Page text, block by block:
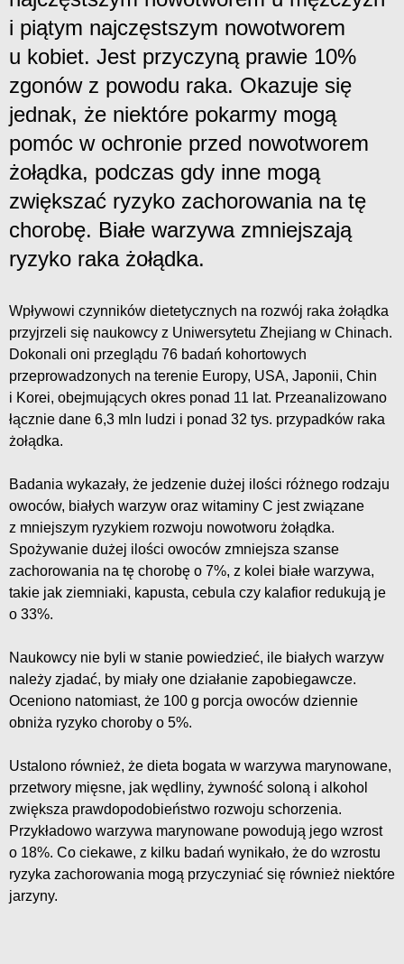
i piątym najczęstszym nowotworem
u kobiet. Jest przyczyną prawie 10%
zgonów z powodu raka. Okazuje się
jednak, że niektóre pokarmy mogą
pomóc w ochronie przed nowotworem
żołądka, podczas gdy inne mogą
zwiększać ryzyko zachorowania na tę
chorobę. Białe warzywa zmniejszają
ryzyko raka żołądka.
Wpływowi czynników dietetycznych na rozwój raka żołądka
przyjrzeli się naukowcy z Uniwersytetu Zhejiang w Chinach.
Dokonali oni przeglądu 76 badań kohortowych
przeprowadzonych na terenie Europy, USA, Japonii, Chin
i Korei, obejmujących okres ponad 11 lat. Przeanalizowano
łącznie dane 6,3 mln ludzi i ponad 32 tys. przypadków raka
żołądka.
Badania wykazały, że jedzenie dużej ilości różnego rodzaju
owoców, białych warzyw oraz witaminy C jest związane
z mniejszym ryzykiem rozwoju nowotworu żołądka.
Spożywanie dużej ilości owoców zmniejsza szanse
zachorowania na tę chorobę o 7%, z kolei białe warzywa,
takie jak ziemniaki, kapusta, cebula czy kalafior redukują je
o 33%.
Naukowcy nie byli w stanie powiedzieć, ile białych warzyw
należy zjadać, by miały one działanie zapobiegawcze.
Oceniono natomiast, że 100 g porcja owoców dziennie
obniża ryzyko choroby o 5%.
Ustalono również, że dieta bogata w warzywa marynowane,
przetwory mięsne, jak wędliny, żywność soloną i alkohol
zwiększa prawdopodobieństwo rozwoju schorzenia.
Przykładowo warzywa marynowane powodują jego wzrost
o 18%. Co ciekawe, z kilku badań wynikało, że do wzrostu
ryzyka zachorowania mogą przyczyniać się również niektóre
jarzyny.